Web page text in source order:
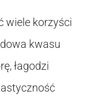
wiele korzyści
kwasu
łagodzi